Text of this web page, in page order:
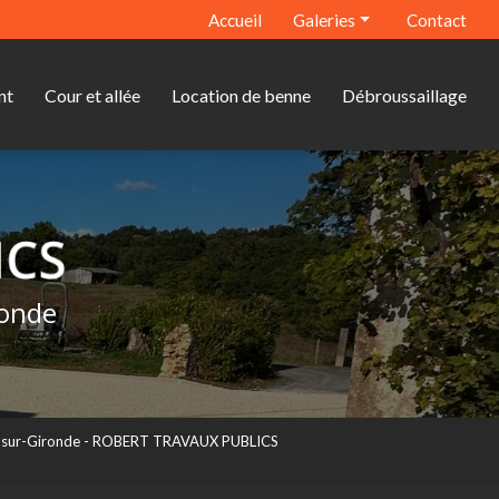
Accueil
Galeries
Assainissement
Location de benne
Débroussaillage
Contact
Cour et allée Location de benne Débroussaillage
Gironde - ROBERT TRAVAUX PUBLICS